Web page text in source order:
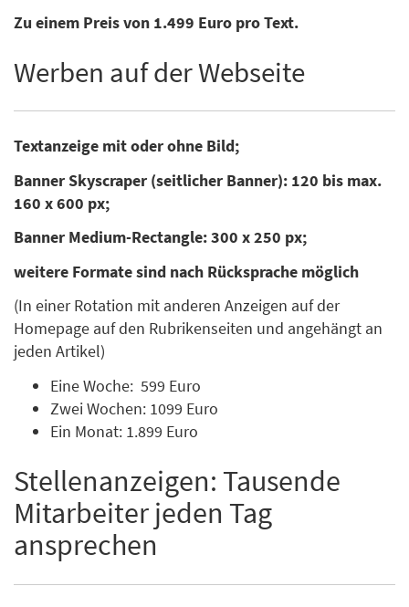
Zu einem Preis von 1.499 Euro pro Text.
Werben auf der Webseite
Textanzeige mit oder ohne Bild;
Banner Skyscraper (seitlicher Banner): 120 bis max.
160 x 600 px;
Banner Medium-Rectangle: 300 x 250 px;
weitere Formate sind nach Rücksprache möglich
(In einer Rotation mit anderen Anzeigen auf der
Homepage auf den Rubrikenseiten und angehängt an
jeden Artikel)
Eine Woche: 599 Euro
Zwei Wochen: 1099 Euro
Ein Monat: 1.899 Euro
Stellenanzeigen: Tausende
Mitarbeiter jeden Tag
ansprechen